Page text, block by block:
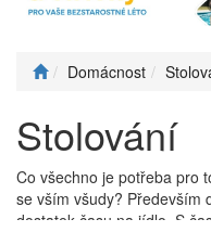
Domácnost
Stolování
Co všechno je potřeba pro
se vším všudy? Především
dostatek času na jídlo. S